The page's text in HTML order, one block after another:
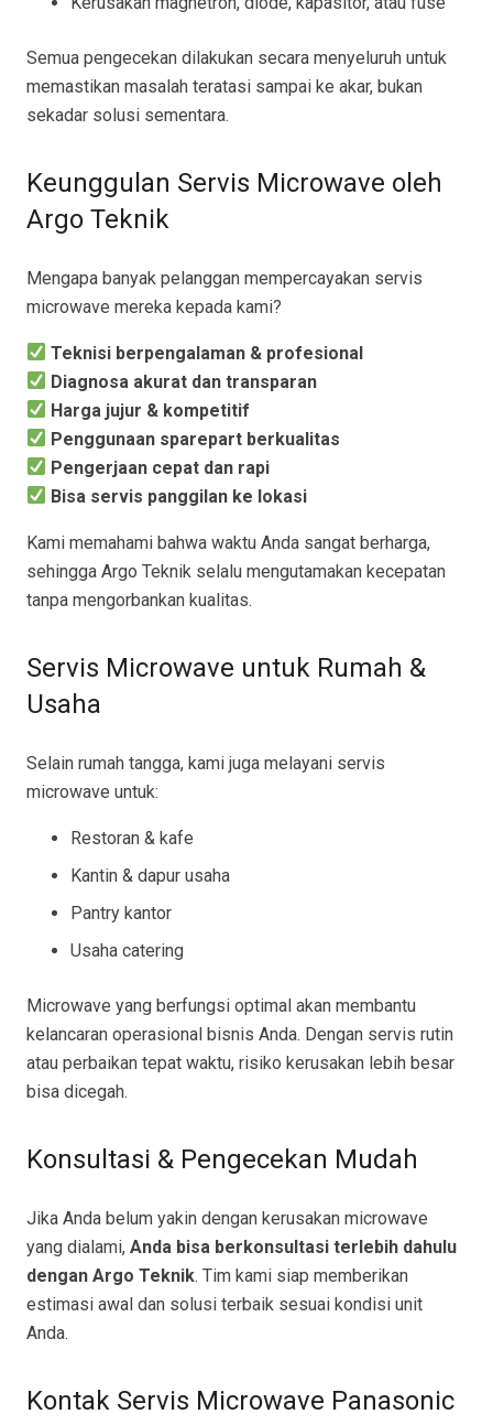
Semua pengecekan dilakukan secara menyeluruh untuk
memastikan masalah teratasi sampai ke akar, bukan
sekadar solusi sementara.
Keunggulan Servis Microwave oleh
Argo Teknik
Mengapa banyak pelanggan mempercayakan servis
microwave mereka kepada kami?
Teknisi berpengalaman & profesional
Diagnosa akurat dan transparan
Harga jujur & kompetitif
Penggunaan sparepart berkualitas
Pengerjaan cepat dan rapi
Bisa servis panggilan ke lokasi
Kami memahami bahwa waktu Anda sangat berharga,
sehingga Argo Teknik selalu mengutamakan kecepatan
tanpa mengorbankan kualitas.
Servis Microwave untuk Rumah &
Usaha
Selain rumah tangga, kami juga melayani servis
microwave untuk:
Restoran & kafe
Kantin & dapur usaha
Pantry kantor
Usaha catering
Microwave yang berfungsi optimal akan membantu
kelancaran operasional bisnis Anda. Dengan servis rutin
atau perbaikan tepat waktu, risiko kerusakan lebih besar
bisa dicegah.
Konsultasi & Pengecekan Mudah
Jika Anda belum yakin dengan kerusakan microwave
yang dialami, Anda bisa berkonsultasi terlebih dahulu
dengan Argo Teknik. Tim kami siap memberikan
estimasi awal dan solusi terbaik sesuai kondisi unit
Anda.
Kontak Servis Microwave Panasonic